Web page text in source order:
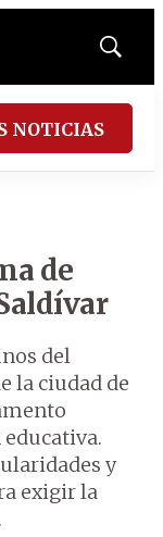
Mostrar
NOTICIAS
de
del
la ciudad de
y
exigir la